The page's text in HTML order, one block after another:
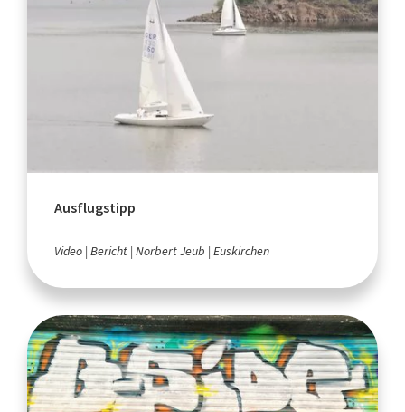
Ausflugstipp
Video Bericht Norbert Jeub Euskirchen